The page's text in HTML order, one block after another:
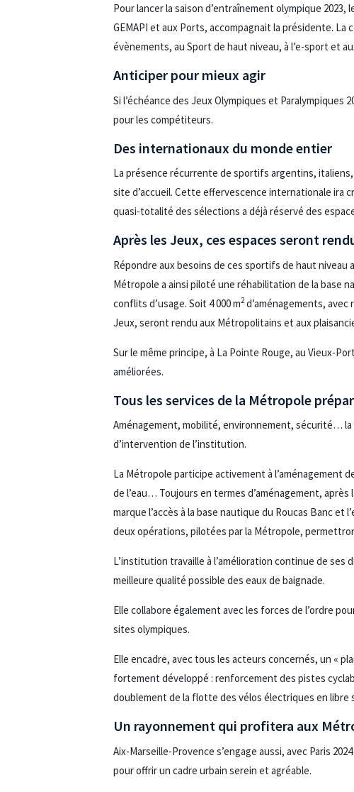
Pour lancer la saison d’entraînement olympique
GEMAPI et aux Ports, accompagnait la présidente.
évènements, au Sport de haut niveau, à l’e-sport et
Anticiper pour mieux agir
Si l’échéance des Jeux Olympiques et
pour les compétiteurs.
Des internationaux du monde entier
La présence récurrente de sportifs argentins,
site d’accueil. Cette effervescence internationale ira
quasi-totalité des sélections a déjà réservé des
Après les Jeux, ces espaces seront
Répondre aux besoins de ces sportifs de haut
Métropole a ainsi piloté une réhabilitation de la base
conflits d’usage. Soit 4 000 m2d’aménagements, avec
Jeux, seront rendu aux Métropolitains et aux
Sur le même principe, à La Pointe Rouge, au Vieux-
améliorées.
Tous les services de la Métropole
Aménagement, mobilité, environnement, sécurité… la
d’intervention de l’institution.
La Métropole participe activement à l’aménagement
de l’eau… Toujours en termes d’aménagement,
marque l’accès à la base nautique du Roucas Banc
deux opérations, pilotées par la Métropole,
L’institution travaille à l’amélioration continue de
meilleure qualité possible des eaux de baignade.
Elle collabore également avec les forces de l’ordre
sites olympiques.
Elle encadre, avec tous les acteurs concernés, un «
fortement développé : renforcement des pistes
doublement de la flotte des vélos électriques en
Un rayonnement qui profitera aux
Aix-Marseille-Provence s’engage aussi, avec Paris
pour offrir un cadre urbain serein et agréable.